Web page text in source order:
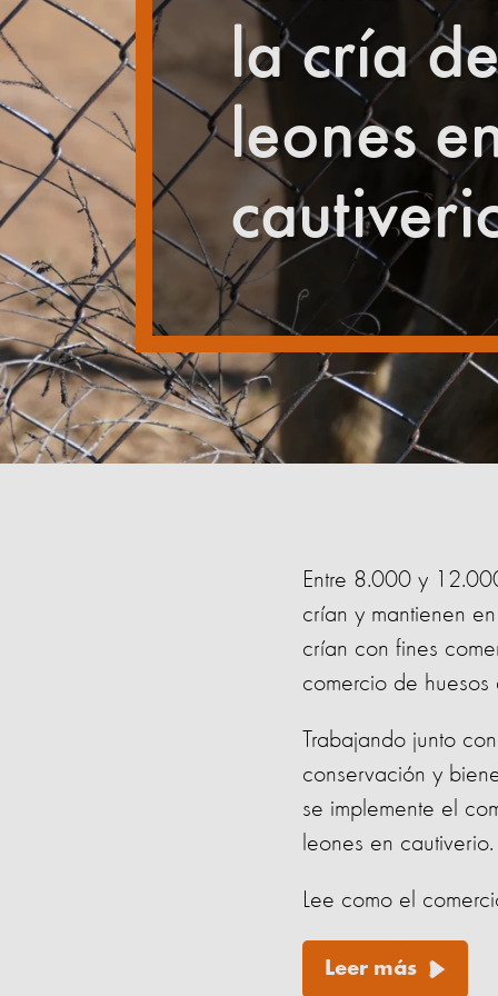
la cría
leones
Entre 8.000 y
crían y mantienen
crían con fines
comercio de
Trabajando junto con
conservación y
se implemente el
leones en cautiverio.
Lee como el
Leer más